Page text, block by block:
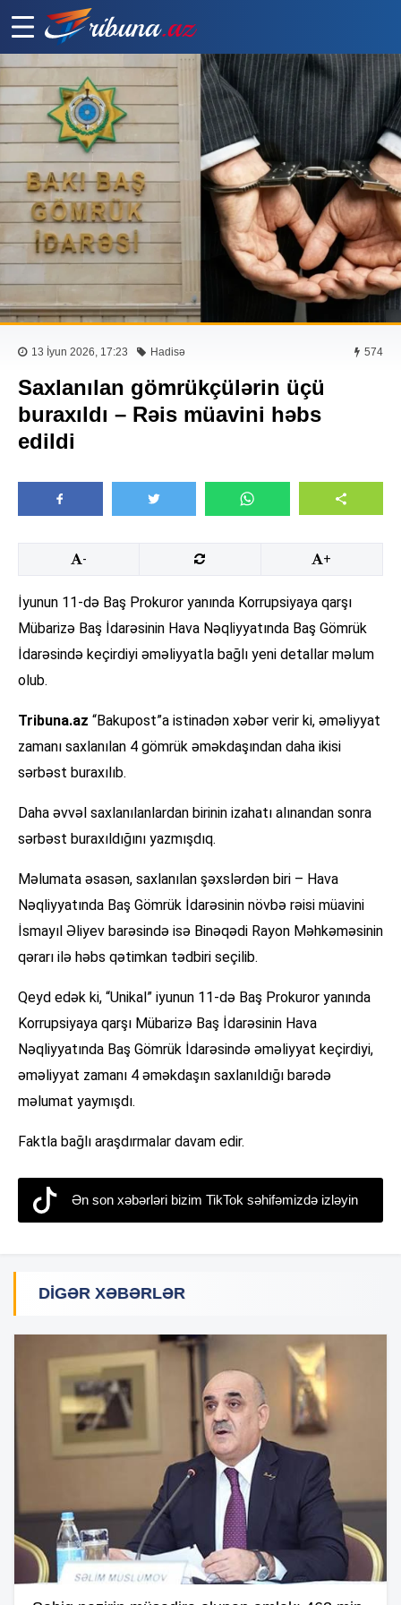
13 İyun 2026, 17:23 Hadisə 574
Saxlanılan gömrükçülərin üçü
buraxıldı – Rəis müavini həbs
edildi
- +
İyunun 11-də Baş Prokuror yanında Korrupsiyaya qarşı
Mübarizə Baş İdarəsinin Hava Nəqliyyatında Baş Gömrük
İdarəsində keçirdiyi əməliyyatla bağlı yeni detallar məlum
olub.
Tribuna.az “Bakupost”a istinadən xəbər verir ki, əməliyyat
zamanı saxlanılan 4 gömrük əməkdaşından daha ikisi
sərbəst buraxılıb.
Daha əvvəl saxlanılanlardan birinin izahatı alınandan sonra
sərbəst buraxıldığını yazmışdıq.
Məlumata əsasən, saxlanılan şəxslərdən biri – Hava
Nəqliyyatında Baş Gömrük İdarəsinin növbə rəisi müavini
İsmayıl Əliyev barəsində isə Binəqədi Rayon Məhkəməsinin
qərarı ilə həbs qətimkan tədbiri seçilib.
Qeyd edək ki, “Unikal” iyunun 11-də Baş Prokuror yanında
Korrupsiyaya qarşı Mübarizə Baş İdarəsinin Hava
Nəqliyyatında Baş Gömrük İdarəsində əməliyyat keçirdiyi,
əməliyyat zamanı 4 əməkdaşın saxlanıldığı barədə
məlumat yaymışdı.
Faktla bağlı araşdırmalar davam edir.
Ən son xəbərləri bizim TikTok səhifəmizdə izləyin
DIGƏR XƏBƏRLƏR